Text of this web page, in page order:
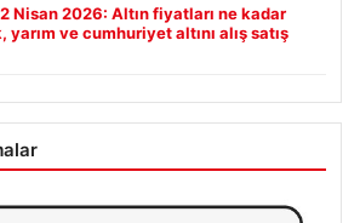
Nisan 2026: Altın fiyatları ne kadar
ve cumhuriyet altını alış satış